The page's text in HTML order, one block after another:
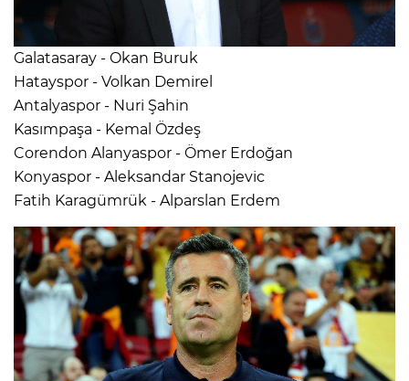
Galatasaray - Okan Buruk
Hatayspor - Volkan Demirel
Antalyaspor - Nuri Şahin
Kasımpaşa - Kemal Özdeş
Corendon Alanyaspor - Ömer Erdoğan
Konyaspor - Aleksandar Stanojevic
Fatih Karagümrük - Alparslan Erdem